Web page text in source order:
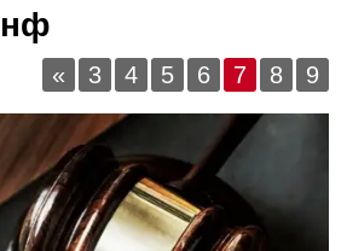
« 3 4 5 6 7 8 9